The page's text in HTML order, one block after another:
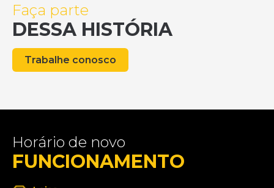
Faça parte
DESSA HISTÓRIA
Trabalhe conosco
Horário de novo
FUNCIONAMENTO